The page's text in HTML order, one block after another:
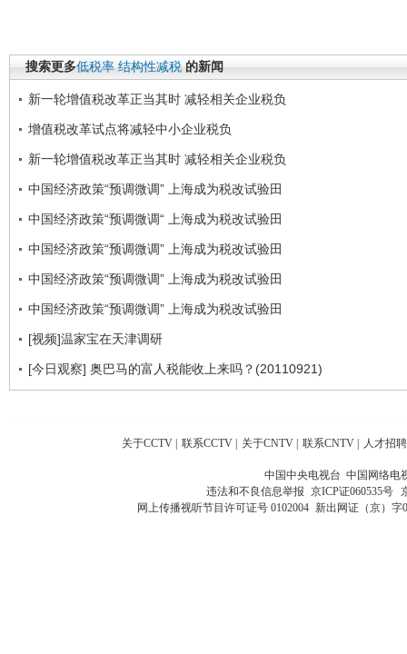
搜索更多低税率 结构性减税 的新闻
新一轮增值税改革正当其时 减轻相关企业税负
增值税改革试点将减轻中小企业税负
新一轮增值税改革正当其时 减轻相关企业税负
中国经济政策“预调微调” 上海成为税改试验田
中国经济政策“预调微调“ 上海成为税改试验田
中国经济政策“预调微调” 上海成为税改试验田
中国经济政策“预调微调” 上海成为税改试验田
中国经济政策“预调微调” 上海成为税改试验田
[视频]温家宝在天津调研
[今日观察] 奥巴马的富人税能收上来吗？(20110921)
关于CCTV | 联系CCTV | 关于CNTV | 联系CNTV | 人才招聘
中国中央电视台 中国网络电
违法和不良信息举报 京ICP证060535号
网上传播视听节目许可证号 0102004 新出网证（京）